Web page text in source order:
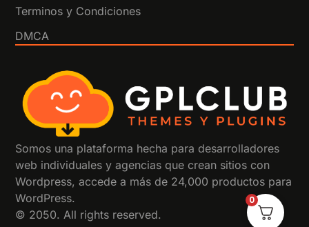
Terminos y Condiciones
DMCA
Somos una plataforma hecha para desarrolladores
web individuales y agencias que crean sitios con
Wordpress, accede a más de 24,000 productos para
WordPress.
© 2050. All rights reserved.
0